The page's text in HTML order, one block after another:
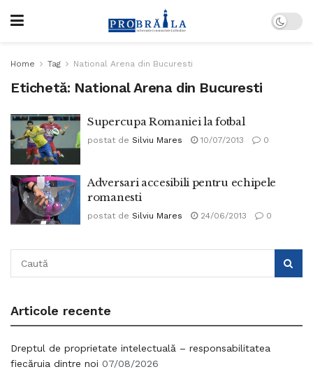
Home Tag National Arena din Bucuresti
Etichetă: National Arena din Bucuresti
Supercupa Romaniei la fotbal
postat de Silviu Mares 10/07/2013 0
Adversari accesibili pentru echipele
romanesti
postat de Silviu Mares 24/06/2013 0
Articole recente
Dreptul de proprietate intelectuală – responsabilitatea
fiecăruia dintre noi 07/08/2026